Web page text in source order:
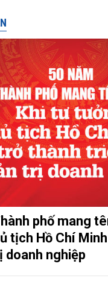
phố mang
tịch Hồ Chí
doanh nghiệp